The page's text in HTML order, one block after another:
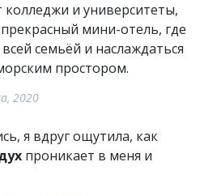
и университеты,
мини-отель, где
семьёй и наслаждаться
простором.
2020
я вдруг ощутила, как
проникает в меня и